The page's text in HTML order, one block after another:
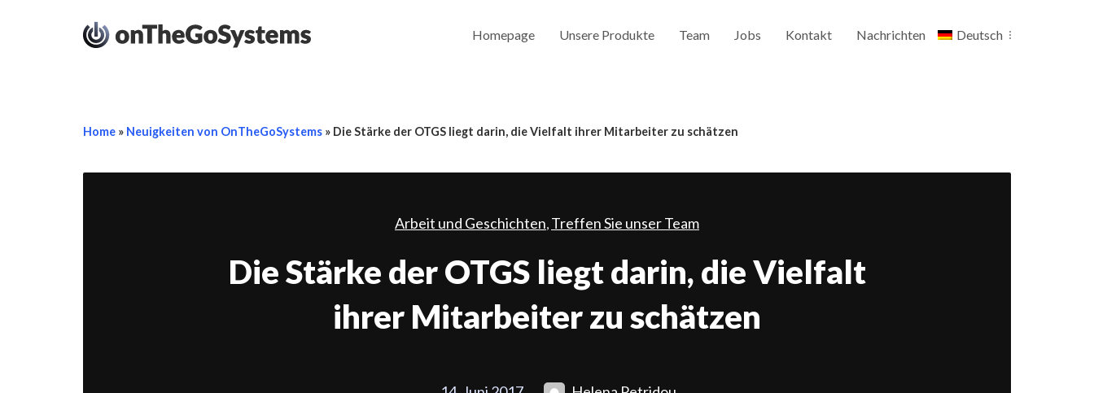
Homepage Unsere Produkte Team Jobs Kontakt Nachrichten Deutsch
Home » Neuigkeiten von OnTheGoSystems » Die Stärke der OTGS liegt darin, die Vielfalt ihrer Mitarbeiter zu schätzen
Arbeit und Geschichten, Treffen Sie unser Team
Die Stärke der OTGS liegt darin, die Vielfalt
ihrer Mitarbeiter zu schätzen